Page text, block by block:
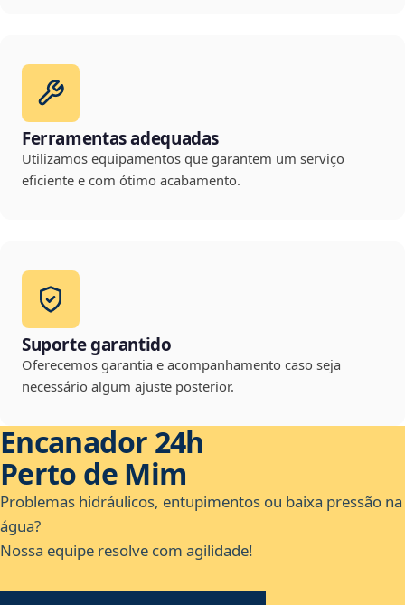
Ferramentas adequadas
Utilizamos equipamentos que garantem um serviço
eficiente e com ótimo acabamento.
Suporte garantido
Oferecemos garantia e acompanhamento caso seja
necessário algum ajuste posterior.
Encanador 24h
Perto de Mim
Problemas hidráulicos, entupimentos ou baixa pressão na
água?
Nossa equipe resolve com agilidade!